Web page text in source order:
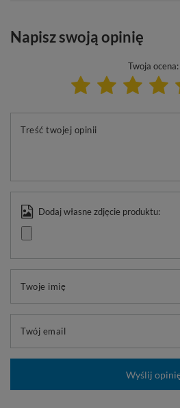
Napisz swoją opinię
Twoja ocena:
Treść twojej opinii
Dodaj własne zdjęcie produktu:
Twoje imię
Twój email
Wyślij